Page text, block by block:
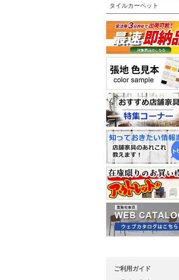
タイルカーペット
ご利用ガイド